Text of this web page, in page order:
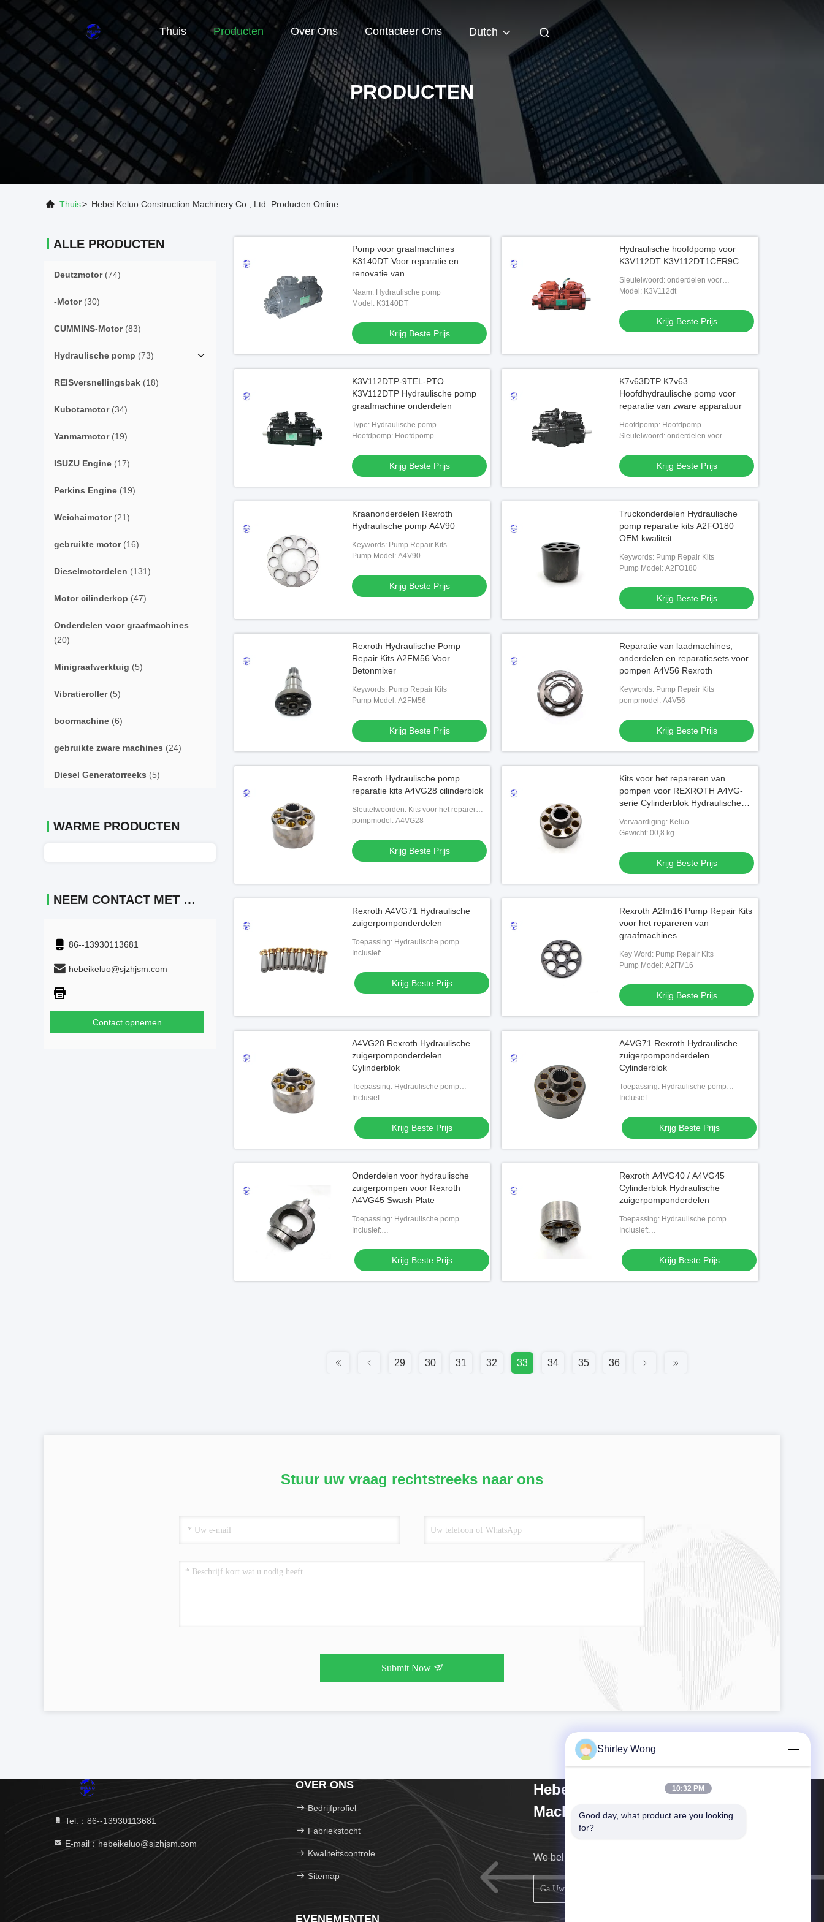
Thuis Producten Over Ons Contacteer Ons Dutch
PRODUCTEN
Thuis> Hebei Keluo Construction Machinery Co., Ltd. Producten Online
ALLE PRODUCTEN
Deutzmotor(74)
-Motor(30)
CUMMINS-Motor(83)
Hydraulische pomp (73)
REISversnellingsbak (18)
Kubotamotor(34)
Yanmarmotor(19)
ISUZU Engine (17)
Perkins Engine (19)
Weichaimotor(21)
gebruikte motor(16)
Dieselmotordelen (131)
Motor cilinderkop (47)
Onderdelen voor graafmachines
(20)
Minigraafwerktuig (5)
Vibratieroller(5)
boormachine (6)
gebruikte zware machines (24)
Diesel Generatorreeks (5)
WARME PRODUCTEN
NEEM CONTACT MET ONS OP
86--13930113681
hebeikeluo@sjzhjsm.com
Contact opnemen
Pomp voor graafmachines
K3140DT Voor reparatie en
renovatie van
Naam: Hydraulische pomp
Model: K3140DT
Krijg Beste Prijs
Hydraulische hoofdpomp voor
K3V112DT K3V112DT1CER9C
Sleutelwoord: onderdelen voor
hydraulische pompen
Model: K3V112dt
Krijg Beste Prijs
K3V112DTP-9TEL-PTO
K3V112DTP Hydraulische pomp
graafmachine onderdelen
Type: Hydraulische pomp
Hoofdpomp: Hoofdpomp
Krijg Beste Prijs
K7v63DTP K7v63
Hoofdhydraulische pomp voor
reparatie van zware apparatuur
Hoofdpomp: Hoofdpomp
Sleutelwoord: onderdelen voor
Krijg Beste Prijs
Kraanonderdelen Rexroth
Hydraulische pomp A4V90
Keywords: Pump Repair Kits
Pump Model: A4V90
Krijg Beste Prijs
Truckonderdelen Hydraulische
pomp reparatie kits A2FO180
OEM kwaliteit
Keywords: Pump Repair Kits
Pump Model: A2FO180
Krijg Beste Prijs
Rexroth Hydraulische Pomp
Repair Kits A2FM56 Voor
Betonmixer
Keywords: Pump Repair Kits
Pump Model: A2FM56
Krijg Beste Prijs
Reparatie van laadmachines,
onderdelen en reparatiesets voor
pompen A4V56 Rexroth
Keywords: Pump Repair Kits
pompmodel: A4V56
Krijg Beste Prijs
Rexroth Hydraulische pomp
reparatie kits A4VG28 cilinderblok
Sleutelwoorden: Kits voor het repareren
van pompen
pompmodel: A4VG28
Krijg Beste Prijs
Kits voor het repareren van
pompen voor REXROTH A4VG-
serie Cylinderblok Hydraulische
Vervaardiging: Keluo
Gewicht: 00,8 kg
Krijg Beste Prijs
Rexroth A4VG71 Hydraulische
zuigerpomponderdelen
Toepassing: Hydraulische pomp
onderdelen
Inclusief:
enz.
Krijg Beste Prijs
Rexroth A2fm16 Pump Repair Kits
voor het repareren van
graafmachines
Key Word: Pump Repair Kits
Pump Model: A2FM16
Krijg Beste Prijs
A4VG28 Rexroth Hydraulische
zuigerpomponderdelen
Cylinderblok
Toepassing: Hydraulische pomp
onderdelen
Inclusief:
enz.
Krijg Beste Prijs
A4VG71 Rexroth Hydraulische
zuigerpomponderdelen
Cylinderblok
Toepassing: Hydraulische pomp
onderdelen
Inclusief:
enz.
Krijg Beste Prijs
Onderdelen voor hydraulische
zuigerpompen voor Rexroth
A4VG45 Swash Plate
Toepassing: Hydraulische pomp
onderdelen
Inclusief:
enz.
Krijg Beste Prijs
Rexroth A4VG40 / A4VG45
Cylinderblok Hydraulische
zuigerpomponderdelen
Toepassing: Hydraulische pomp
onderdelen
Inclusief:
enz.
Krijg Beste Prijs
29 30 31 32 33 34 35 36
Stuur uw vraag rechtstreeks naar ons
Submit Now
Tel.：86--13930113681
E-mail：hebeikeluo@sjzhjsm.com
OVER ONS
Bedrijfprofiel
Fabriekstocht
Kwaliteitscontrole
Sitemap
EVENEMENTEN
Hebei Keluo Construction
Machinery Co., Ltd.
We bellen u zo snel mogelijk terug.
Shirley Wong
10:32 PM
Good day, what product are you looking
for?